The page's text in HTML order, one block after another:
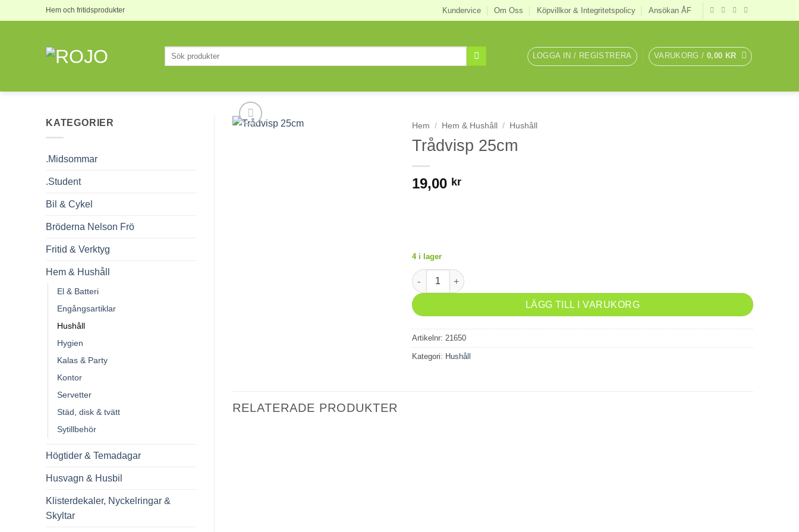
to
Hem och fritidsprodukter Kundervice Om Oss Köpvillkor & Integritetspolicy Ansökan ÅF
Sök
LOGGA IN / REGISTRERA VARUKORG / 0,00 KR
KATEGORIER
.Midsommar
.Student
Bil & Cykel
Bröderna Nelson Frö
Fritid & Verktyg
Hem & Hushåll
El & Batteri
Engångsartiklar
Hushåll
Hygien
Kalas & Party
Kontor
Servetter
Städ, disk & tvätt
Sytillbehör
Högtider & Temadagar
Husvagn & Husbil
Klisterdekaler, Nyckelringar &
Skyltar
Hem / Hem & Hushåll / Hushåll
Trådvisp 25cm
19,00 kr
4 i lager
Trådvisp 25cm mängd
LÄGG TILL I VARUKORG
Artikelnr: 21650
Kategori: Hushåll
RELATERADE PRODUKTER